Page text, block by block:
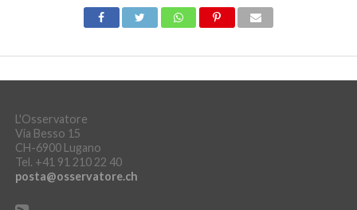
L'Osservatore
Via Besso 15
CH-6900 Lugano
Tel. +41 91 210 22 40
posta@osservatore.ch